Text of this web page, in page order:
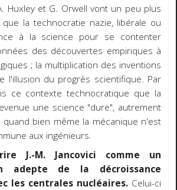
Huxley et G. Orwell vont un peu plus
la technocratie nazie, libérale ou
à la science pour se contenter
des découvertes empiriques à
; la multiplication des inventions
l'illusion du progrès scientifique. Par
ce contexte technocratique que la
une science "dure", autrement
quand bien même la mécanique n'est
aux ingénieurs.
J.-M. Jancovici comme un
adepte de la décroissance
les centrales nucléaires. Celui-ci